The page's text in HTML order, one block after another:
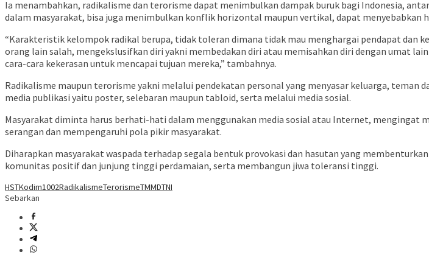
Ia menambahkan, radikalisme dan terorisme dapat menimbulkan dampak buruk bagi Indonesia,
dalam masyarakat, bisa juga menimbulkan konflik horizontal maupun vertikal, dapat menyebabkan
“Karakteristik kelompok radikal berupa, tidak toleran dimana tidak mau menghargai pendapat dan
orang lain salah, mengekslusifkan diri yakni membedakan diri atau memisahkan diri dengan umat
cara-cara kekerasan untuk mencapai tujuan mereka,” tambahnya.
Radikalisme maupun terorisme yakni melalui pendekatan personal yang menyasar keluarga,
media publikasi yaitu poster, selebaran maupun tabloid, serta melalui media sosial.
Masyarakat diminta harus berhati-hati dalam menggunakan media sosial atau Internet, mengingat
serangan dan mempengaruhi pola pikir masyarakat.
Diharapkan masyarakat waspada terhadap segala bentuk provokasi dan hasutan yang
komunitas positif dan junjung tinggi perdamaian, serta membangun jiwa toleransi tinggi.
HSTKodim1002RadikalismeTerorismeTMMDTNI
Sebarkan